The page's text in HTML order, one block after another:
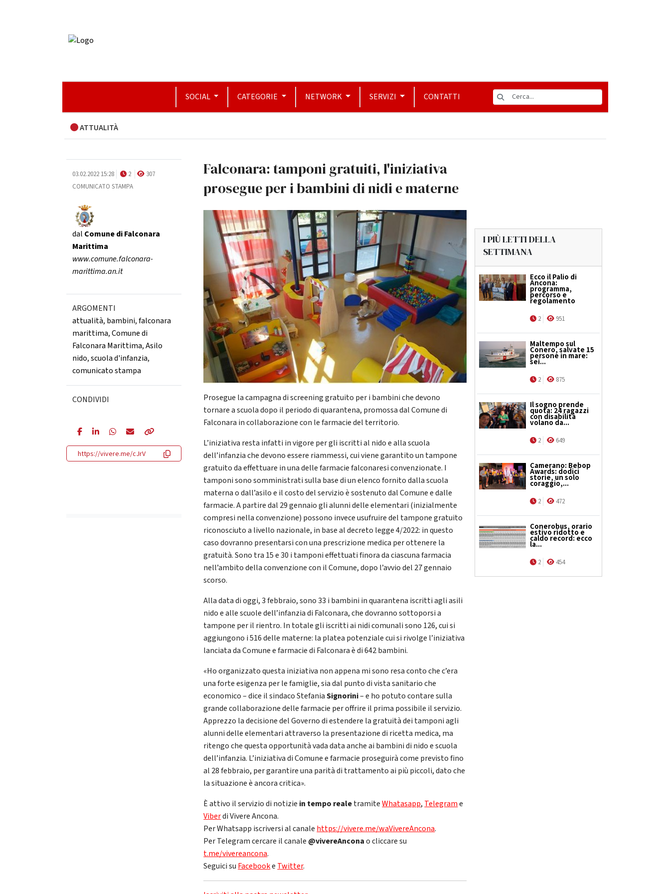
SOCIAL CATEGORIE NETWORK SERVIZI CONTATTI
ATTUALITÀ
03.02.2022 15:28 2
307
COMUNICATO STAMPA
dal Comune di Falconara
Marittima
www.comune.falconara-
marittima.an.it
ARGOMENTI
attualità, bambini,falconara
marittima,Comune di
Falconara Marittima,Asilo
nido,scuola d'infanzia,
comunicato stampa
CONDIVIDI
https://vivere.me/cJrV
Falconara: tamponi gratuiti, l'iniziativa
prosegue per i bambini di nidi e materne
Prosegue la campagna di screening gratuito per i bambini che devono
tornare a scuola dopo il periodo di quarantena, promossa dal Comune di
Falconara in collaborazione con le farmacie del territorio.
L’iniziativa resta infatti in vigore per gli iscritti al nido e alla scuola
dell’infanzia che devono essere riammessi, cui viene garantito un tampone
gratuito da effettuare in una delle farmacie falconaresi convenzionate. I
tamponi sono somministrati sulla base di un elenco fornito dalla scuola
materna o dall’asilo e il costo del servizio è sostenuto dal Comune e dalle
farmacie. A partire dal 29 gennaio gli alunni delle elementari (inizialmente
compresi nella convenzione) possono invece usufruire del tampone gratuito
riconosciuto a livello nazionale, in base al decreto legge 4/2022: in questo
caso dovranno presentarsi con una prescrizione medica per ottenere la
gratuità. Sono tra 15 e 30 i tamponi effettuati finora da ciascuna farmacia
nell’ambito della convenzione con il Comune, dopo l’avvio del 27 gennaio
scorso.
Alla data di oggi, 3 febbraio, sono 33 i bambini in quarantena iscritti agli asili
nido e alle scuole dell’infanzia di Falconara, che dovranno sottoporsi a
tampone per il rientro. In totale gli iscritti ai nidi comunali sono 126, cui si
aggiungono i 516 delle materne: la platea potenziale cui si rivolge l’iniziativa
lanciata da Comune e farmacie di Falconara è di 642 bambini.
«Ho organizzato questa iniziativa non appena mi sono resa conto che c’era
una forte esigenza per le famiglie, sia dal punto di vista sanitario che
economico – dice il sindaco StefaniaSignorini– e ho potuto contare sulla
grande collaborazione delle farmacie per offrire il prima possibile il servizio.
Apprezzo la decisione del Governo di estendere la gratuità dei tamponi agli
alunni delle elementari attraverso la presentazione di ricetta medica, ma
ritengo che questa opportunità vada data anche ai bambini di nido e scuola
dell’infanzia. L’iniziativa di Comune e farmacie proseguirà come previsto fino
al 28 febbraio, per garantire una parità di trattamento ai più piccoli, dato che
la situazione è ancora critica».
È attivo il servizio di notizie in tempo realetramiteWhatasapp, Telegrame
Viberdi Vivere Ancona.
Per Whatsapp iscriversi al canale https://vivere.me/waVivereAncona.
Per Telegram cercare il canale @vivereAnconao cliccare su
t.me/vivereancona.
Seguici su Facebooke Twitter.
I PIÙ LETTI DELLA
SETTIMANA
Ecco il Palio di
Ancona:
programma,
percorso e
regolamento
2 951
Maltempo sul
Conero, salvate 15
persone in mare:
sei...
2 875
Il sogno prende
quota: 24 ragazzi
con disabilità
volano da...
2 649
Camerano: Bebop
Awards: dodici
storie, un solo
coraggio,...
2 472
Conerobus, orario
estivo ridotto e
caldo record: ecco
la...
2 454